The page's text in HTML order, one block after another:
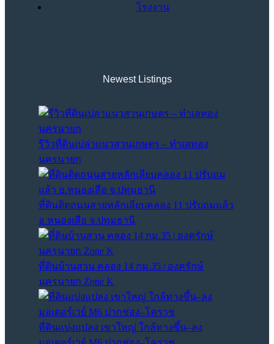
โรงงาน
Newest Listings​
รีวิวที่ดินเปล่าแนวสวนเกษตร – ทำเลทอง
นครนายก
ที่ดินติดถนนสายหลักเลียบคลอง 11 ปรับถมแล้ว
อ.หนองเสือ จ.ปทุมธานี
ที่ดินบ้านสวน คลอง 14 กม.35 | องครักษ์
นครนายก Zone K
ที่ดินแบ่งแปลง เขาใหญ่ ใกล้ทางขึ้น–ลง